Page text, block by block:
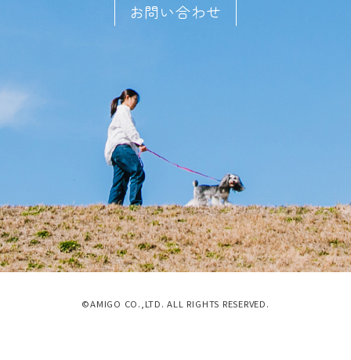
お問い合わせ
©AMIGO CO.,LTD. ALL RIGHTS RESERVED.